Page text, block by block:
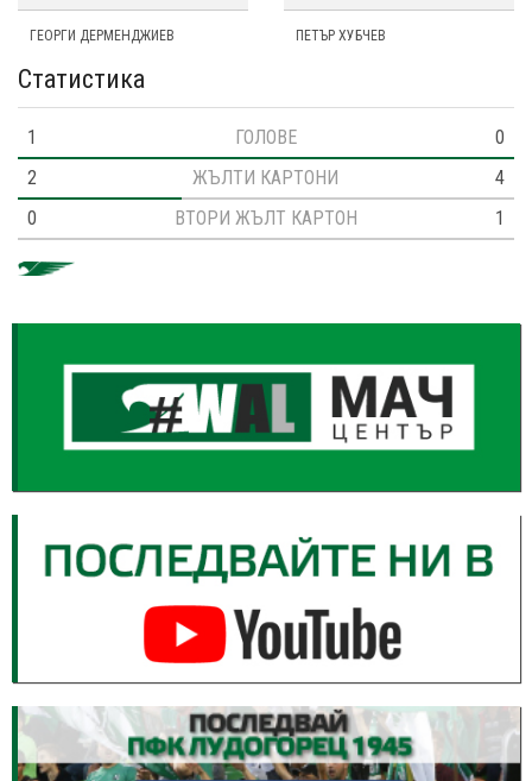
ГЕОРГИ ДЕРМЕНДЖИЕВ ПЕТЪР ХУБЧЕВ
Статистика
1 ГОЛОВЕ
0
2
ЖЪЛТИ КАРТОНИ
4
0
ВТОРИ ЖЪЛТ КАРТОН 1